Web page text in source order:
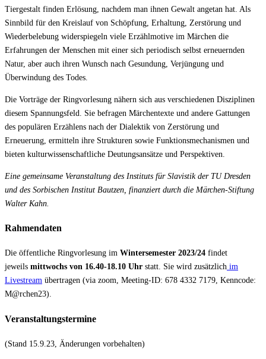
Tiergestalt finden Erlösung, nachdem man ihnen Gewalt angetan hat. Als
Sinnbild für den Kreislauf von Schöpfung, Erhaltung, Zerstörung und
Wiederbelebung widerspiegeln viele Erzählmotive im Märchen die
Erfahrungen der Menschen mit einer sich periodisch selbst erneuernden
Natur, aber auch ihren Wunsch nach Gesundung, Verjüngung und
Überwindung des Todes.
Die Vorträge der Ringvorlesung nähern sich aus verschiedenen Disziplinen
diesem Spannungsfeld. Sie befragen Märchentexte und andere Gattungen
des populären Erzählens nach der Dialektik von Zerstörung und
Erneuerung, ermitteln ihre Strukturen sowie Funktionsmechanismen und
bieten kulturwissenschaftliche Deutungsansätze und Perspektiven.
Eine gemeinsame Veranstaltung des Instituts für Slavistik der TU Dresden
und des Sorbischen Institut Bautzen, finanziert durch die Märchen-Stiftung
Walter Kahn.
Rahmendaten
Die öffentliche Ringvorlesung im Wintersemester 2023/24 findet
jeweils mittwochs von 16.40-18.10 Uhr statt. Sie wird zusätzlich im
Livestream übertragen (via zoom, Meeting-ID: 678 4332 7179, Kenncode:
M@rchen23).
Veranstaltungstermine
(Stand 15.9.23, Änderungen vorbehalten)